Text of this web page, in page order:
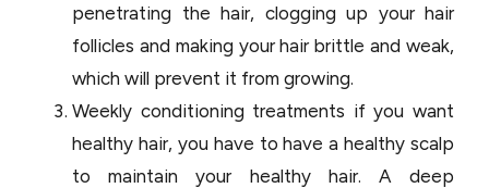
penetrating the hair, clogging up your hair
follicles and making your hair brittle and weak,
which will prevent it from growing.
Weekly conditioning treatments if you want
healthy hair, you have to have a healthy scalp
to maintain your healthy hair. A deep